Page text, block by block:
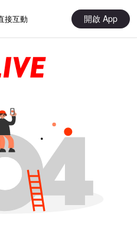
接互動 開啟 App